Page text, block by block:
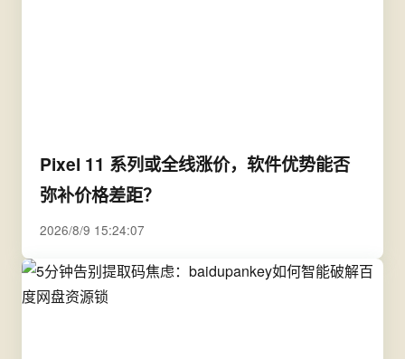
Pixel 11 系列或全线涨价，软件优势能否
弥补价格差距？
2026/8/9 15:24:07